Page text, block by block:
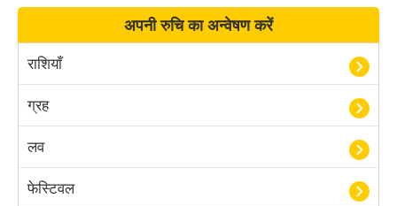
अपनी रुचि का अन्वेषण करें
राशियाँ
ग्रह
लव
फेस्टिवल